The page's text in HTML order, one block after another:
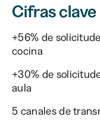
Cifras clave
+56% de
cocina
+30% de
aula
5 canales de